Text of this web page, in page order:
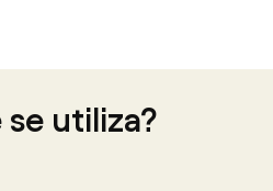
utiliza?